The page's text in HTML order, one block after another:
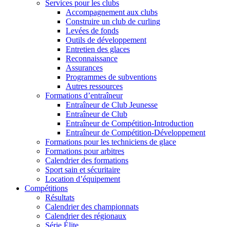
Services pour les clubs
Accompagnement aux clubs
Construire un club de curling
Levées de fonds
Outils de développement
Entretien des glaces
Reconnaissance
Assurances
Programmes de subventions
Autres ressources
Formations d’entraîneur
Entraîneur de Club Jeunesse
Entraîneur de Club
Entraîneur de Compétition-Introduction
Entraîneur de Compétition-Développement
Formations pour les techniciens de glace
Formations pour arbitres
Calendrier des formations
Sport sain et sécuritaire
Location d’équipement
Compétitions
Résultats
Calendrier des championnats
Calendrier des régionaux
Série Élite